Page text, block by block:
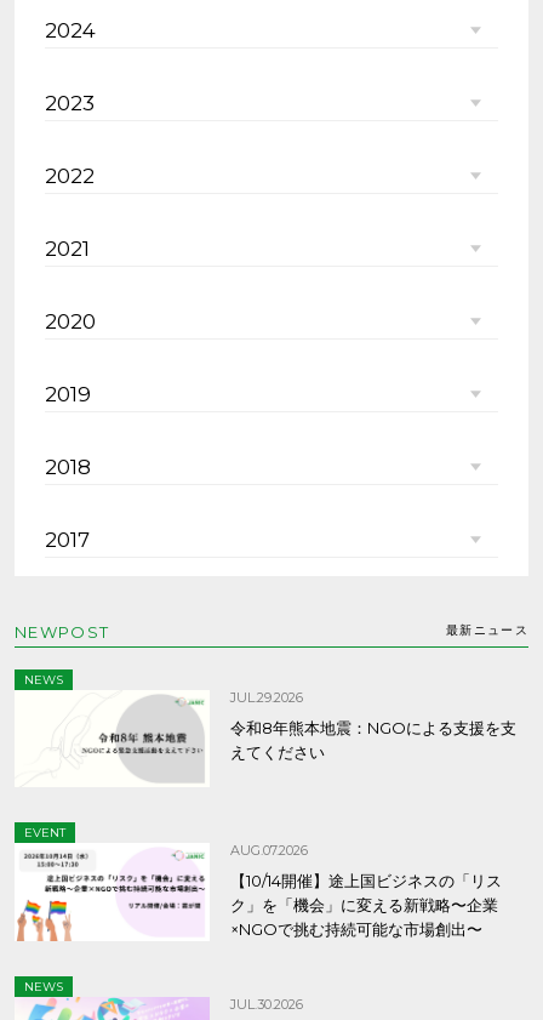
2024
2023
2022
2021
2020
2019
2018
2017
NEWPOST 最新ニュース
NEWS
JUL.29.2026
令和8年熊本地震：NGOによる支援を支
えてください
EVENT
AUG.07.2026
【10/14開催】途上国ビジネスの「リス
ク」を「機会」に変える新戦略〜企業
×NGOで挑む持続可能な市場創出〜
NEWS
JUL.30.2026